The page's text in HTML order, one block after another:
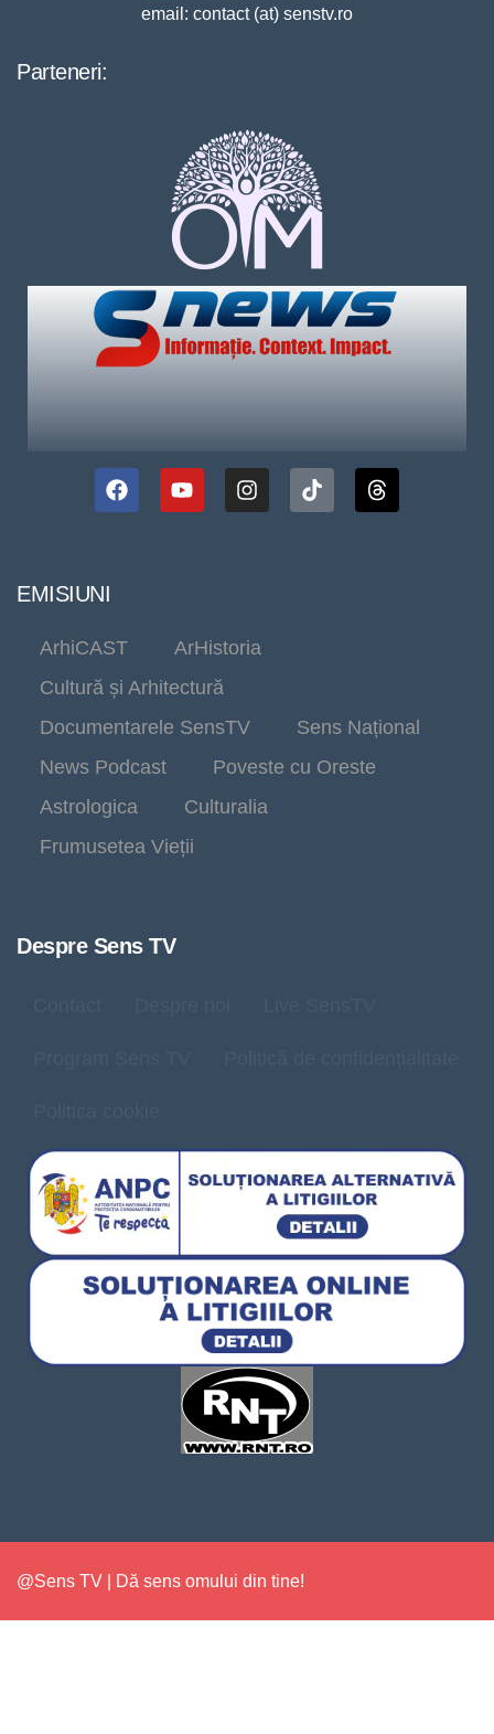
email: contact (at) senstv.ro
Parteneri:
EMISIUNI
ArhiCAST
ArHistoria
Cultură și Arhitectură
Documentarele SensTV
Sens Național
News Podcast
Poveste cu Oreste
Astrologica
Culturalia
Frumusetea Vieții
Despre Sens TV
@Sens TV | Dă sens omului din tine!